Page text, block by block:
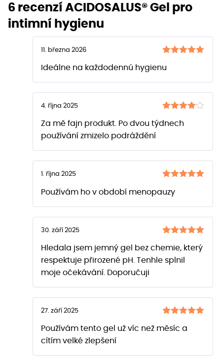
6 recenzí ACIDOSALUS® Gel pro
intimní hygienu
5
11. března 2026
Ideálne na každodennú hygienu
4 z 5
4. října 2025
Za mě fajn produkt. Po dvou týdnech
používání zmizelo podráždění
5z 5
1. října 2025
Používám ho v období menopauzy
5z 5
30. září 2025
Hledala jsem jemný gel bez chemie, který
respektuje přirozené pH. Tenhle splnil
moje očekávání. Doporučuji
5z 5
27. září 2025
Používám tento gel už víc než měsíc a
cítím velké zlepšení